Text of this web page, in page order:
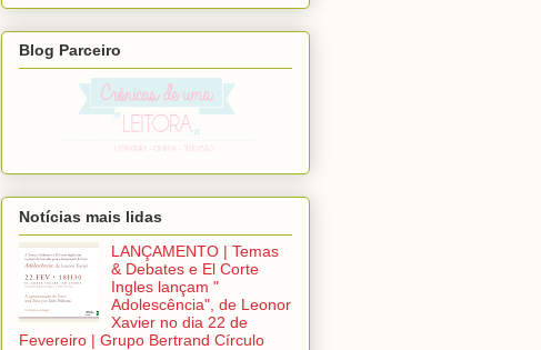
Blog Parceiro
Notícias mais lidas
LANÇAMENTO | Temas
& Debates e El Corte
Ingles lançam "
Adolescência", de Leonor
Xavier no dia 22 de
Fevereiro | Grupo Bertrand Círculo